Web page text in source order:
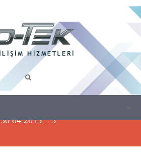
30 04 2015 – 3